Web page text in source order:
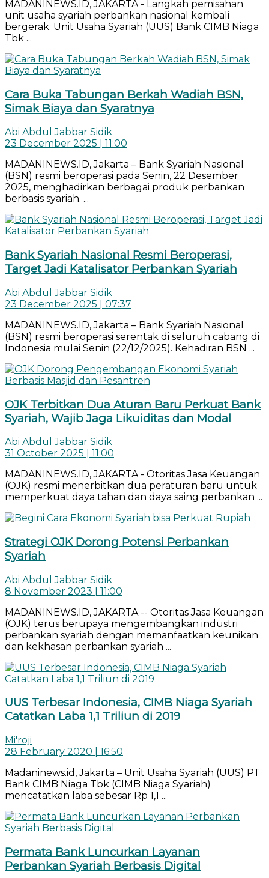
MADANINEWS.ID, JAKARTA - Langkah pemisahan
unit usaha syariah perbankan nasional kembali
bergerak. Unit Usaha Syariah (UUS) Bank CIMB Niaga
Tbk ...
Cara Buka Tabungan Berkah Wadiah BSN,
Simak Biaya dan Syaratnya
Abi Abdul Jabbar Sidik
23 December 2025 | 11:00
MADANINEWS.ID, Jakarta – Bank Syariah Nasional
(BSN) resmi beroperasi pada Senin, 22 Desember
2025, menghadirkan berbagai produk perbankan
berbasis syariah. ...
Bank Syariah Nasional Resmi Beroperasi,
Target Jadi Katalisator Perbankan Syariah
Abi Abdul Jabbar Sidik
23 December 2025 | 07:37
MADANINEWS.ID, Jakarta – Bank Syariah Nasional
(BSN) resmi beroperasi serentak di seluruh cabang di
Indonesia mulai Senin (22/12/2025). Kehadiran BSN ...
OJK Terbitkan Dua Aturan Baru Perkuat Bank
Syariah, Wajib Jaga Likuiditas dan Modal
Abi Abdul Jabbar Sidik
31 October 2025 | 11:00
MADANINEWS.ID, JAKARTA - Otoritas Jasa Keuangan
(OJK) resmi menerbitkan dua peraturan baru untuk
memperkuat daya tahan dan daya saing perbankan ...
Strategi OJK Dorong Potensi Perbankan
Syariah
Abi Abdul Jabbar Sidik
8 November 2023 | 11:00
MADANINEWS.ID, JAKARTA -- Otoritas Jasa Keuangan
(OJK) terus berupaya mengembangkan industri
perbankan syariah dengan memanfaatkan keunikan
dan kekhasan perbankan syariah ...
UUS Terbesar Indonesia, CIMB Niaga Syariah
Catatkan Laba 1,1 Triliun di 2019
Mi'roji
28 February 2020 | 16:50
Madaninews.id, Jakarta – Unit Usaha Syariah (UUS) PT
Bank CIMB Niaga Tbk (CIMB Niaga Syariah)
mencatatkan laba sebesar Rp 1,1 ...
Permata Bank Luncurkan Layanan
Perbankan Syariah Berbasis Digital